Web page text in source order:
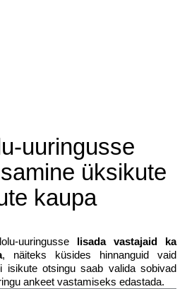
uuringusse
üksikute
kaupa
uuringusse lisada vastajaid ka
, näiteks küsides hinnanguid vaid
isikute otsingu saab valida sobivad
ankeet vastamiseks edastada.